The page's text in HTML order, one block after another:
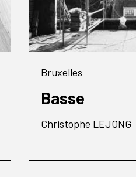
Bruxelles
Basse
Christophe LEJONG